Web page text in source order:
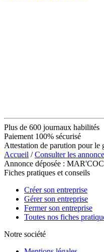
Plus de 600 journaux habilités
Paiement 100% sécurisé
Attestation de parution pour le
Accueil /Consulter les
Annonce déposée :
Fiches pratiques et conseils
Créer son entreprise
Gérer son entreprise
Fermer son entreprise
Toutes nos fiches
Notre société